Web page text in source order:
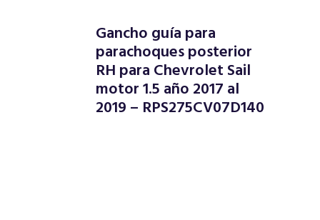
Gancho guía para
parachoques posterior
RH para Chevrolet Sail
motor 1.5 año 2017 al
2019 – RPS275CV07D140